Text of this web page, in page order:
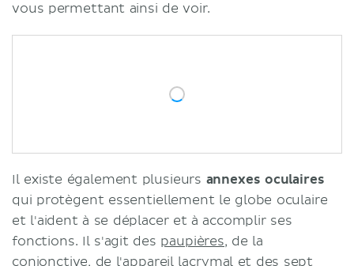
vous permettant ainsi de voir.
Il existe également plusieurs annexes oculaires
qui protègent essentiellement le globe oculaire
et l'aident à se déplacer et à accomplir ses
fonctions. Il s'agit des paupières, de la
conjonctive, de l'appareil lacrymal et des sept